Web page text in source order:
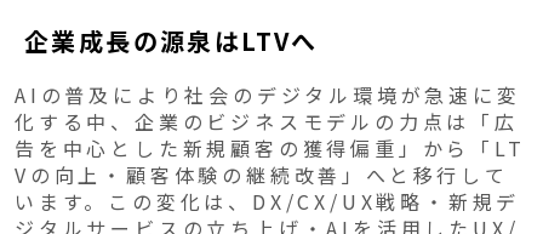
企業成長の源泉はLTVへ
AIの普及により社会のデジタル環境が急速に変
化する中、企業のビジネスモデルの力点は「広
告を中心とした新規顧客の獲得偏重」から「LT
Vの向上・顧客体験の継続改善」へと移行して
います。この変化は、DX/CX/UX戦略・新規デ
ジタルサービスの立ち上げ・AIを活用したUX/